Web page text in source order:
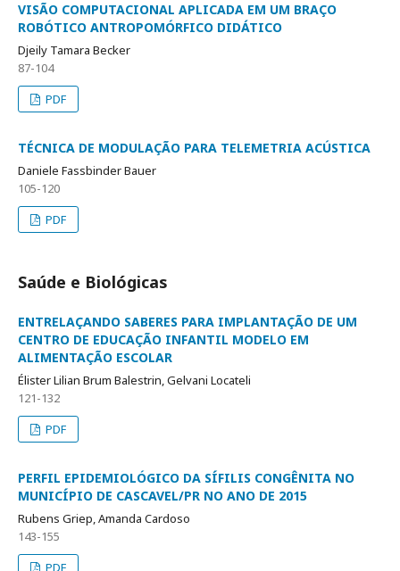
VISÃO COMPUTACIONAL APLICADA EM UM BRAÇO
ROBÓTICO ANTROPOMÓRFICO DIDÁTICO
Djeily Tamara Becker
87-104
PDF
TÉCNICA DE MODULAÇÃO PARA TELEMETRIA ACÚSTICA
Daniele Fassbinder Bauer
105-120
PDF
Saúde e Biológicas
ENTRELAÇANDO SABERES PARA IMPLANTAÇÃO DE UM
CENTRO DE EDUCAÇÃO INFANTIL MODELO EM
ALIMENTAÇÃO ESCOLAR
Élister Lilian Brum Balestrin, Gelvani Locateli
121-132
PDF
PERFIL EPIDEMIOLÓGICO DA SÍFILIS CONGÊNITA NO
MUNICÍPIO DE CASCAVEL/PR NO ANO DE 2015
Rubens Griep, Amanda Cardoso
143-155
PDF